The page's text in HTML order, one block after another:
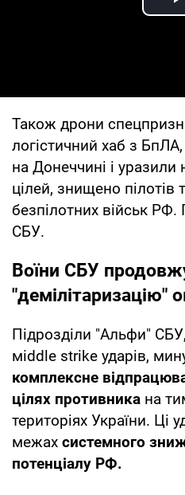
Також дрони
логістичний хаб з
на Донеччині і
цілей, знищено пілотів
безпілотних військ РФ.
СБУ.
Воїни СБУ
"демілітаризацію"
Підрозділи "Альфи"
мiddle strike ударів,
комплексне
цілях противника на
територіях України. Ці
межах системного
потенціалу РФ.